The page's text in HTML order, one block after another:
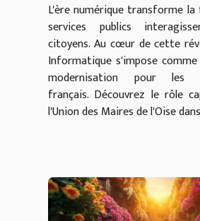
l'Oise
L'ère numérique transforme
services publics
citoyens. Au cœur de cette
Informatique s'impose
modernisation pour les
français. Découvrez le rôle
l'Union des Maires de l'Oise